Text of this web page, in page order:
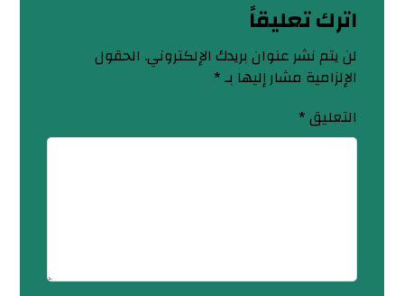
اترك تعليقاً
لن يتم نشر عنوان بريدك الإلكتروني. الحقول
الإلزامية مشار إليها بـ*
التعليق*